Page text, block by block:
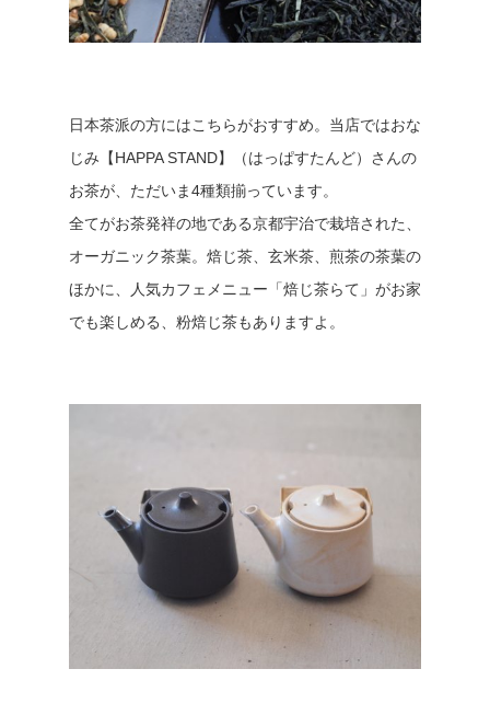
日本茶派の方にはこちらがおすすめ。当店ではおな
じみ【HAPPA STAND】（はっぱすたんど）さんの
お茶が、ただいま4種類揃っています。
全てがお茶発祥の地である京都宇治で栽培された、
オーガニック茶葉。焙じ茶、玄米茶、煎茶の茶葉の
ほかに、人気カフェメニュー「焙じ茶らて」がお家
でも楽しめる、粉焙じ茶もありますよ。